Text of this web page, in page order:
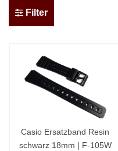
Filter
Casio Ersatzband Resin
schwarz 18mm | F-105W